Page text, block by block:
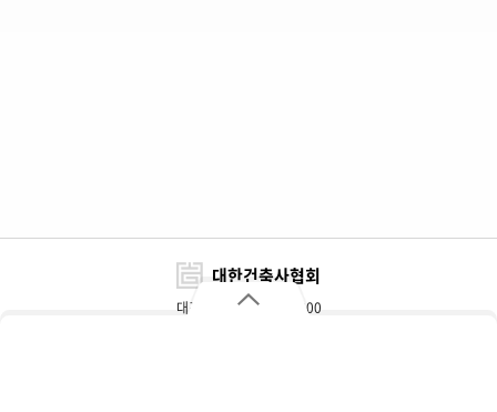
대한건축사협회
대표전화 : 02-3415-6800